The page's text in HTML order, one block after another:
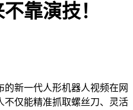
靠演技！
新一代人形机器人视频在网
不仅能精准抓取螺丝刀、灵活